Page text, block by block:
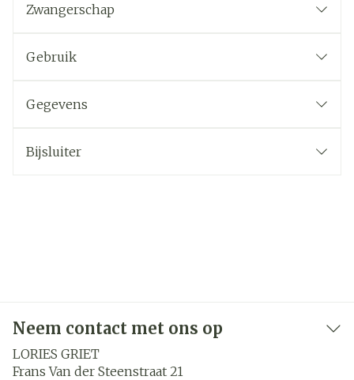
Zwangerschap
Gebruik
Gegevens
Bijsluiter
Neem contact met ons op
LORIES GRIET
Frans Van der Steenstraat 21